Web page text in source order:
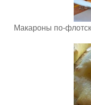
Макароны по-